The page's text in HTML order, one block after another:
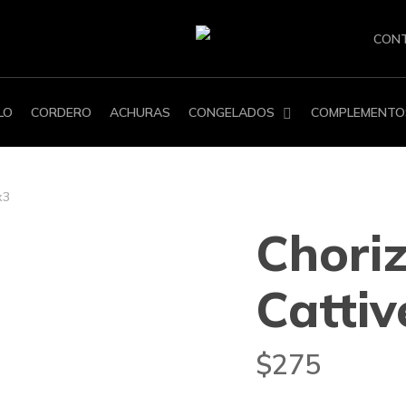
CORDERO ACHURAS CONGELADOS
$275